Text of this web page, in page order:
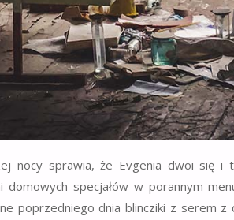
nocy sprawia, że Evgenia dwoi się i
specjałów w porannym
poprzedniego dnia blincziki z serem